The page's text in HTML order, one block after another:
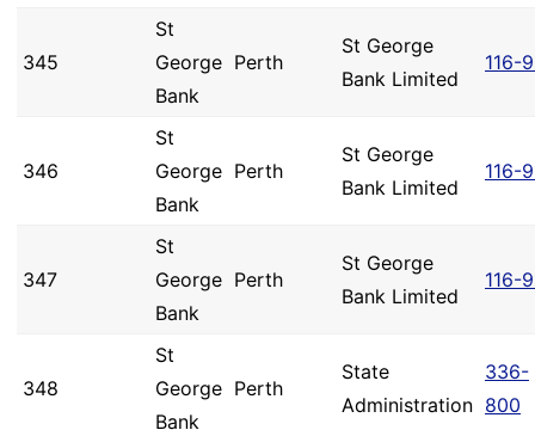
345
St
George
Bank
Perth
St George
Bank Limited
116-
346
St
George
Bank
Perth
St George
Bank Limited
116-
347
St
George
Bank
Perth
St George
Bank Limited
116-
348
St
George
Bank
Perth
State
Administration
336-
800